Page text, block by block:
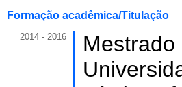
Formação acadêmica/Titulação
2014 - 2016